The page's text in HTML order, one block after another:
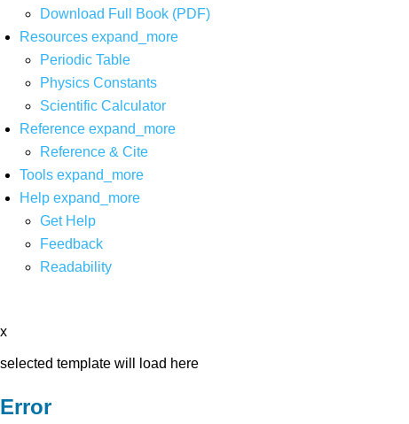
Download Full Book (PDF)
Resources expand_more
Periodic Table
Physics Constants
Scientific Calculator
Reference expand_more
Reference & Cite
Tools expand_more
Help expand_more
Get Help
Feedback
Readability
x
selected template will load here
Error